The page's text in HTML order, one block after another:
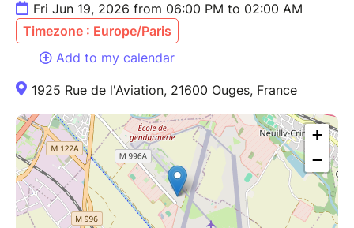
fêtards
Des goodies exclusifs, des surprises et une
décoration rétro XXL
faire encore plus fort. »
Phase 1 :
1 t-shirt + ta place à 17€
Food Court by Biscrocamp
Fri Jun 19, 2026 from 06:00 PM to 02:00 AM
Timezone : Europe/Paris
Add to my calendar
1925 Rue de l'Aviation, 21600 Ouges, France
+
−